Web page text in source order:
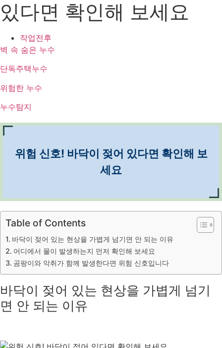
있다면 확인해 보세요
작업전후
벽 속 숨은 누수
단독주택누수
위험한 누수
누수탐지
위험 신호! 바닥이 젖어 있다면 확인해 보
세요
Table of Contents
바닥이 젖어 있는 현상을 가볍게 넘기면 안 되는 이유
어디에서 물이 발생하는지 먼저 확인해 보세요
곰팡이와 악취가 함께 발생한다면 위험 신호입니다
바닥이 젖어 있는 현상을 가볍게 넘기
면 안 되는 이유